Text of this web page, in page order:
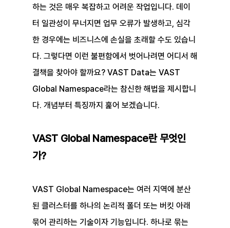
하는 것은 매우 복잡하고 어려운 작업입니다. 데이
터 일관성이 무너지면 업무 오류가 발생하고, 심각
한 경우에는 비즈니스에 손실을 초래할 수도 있습니
다. 그렇다면 이런 불편함에서 벗어나려면 어디서 해
결책을 찾아야 할까요? VAST Data는 VAST
Global Namespace라는 참신한 해법을 제시합니
다. 개념부터 특징까지 훑어 보겠습니다.
VAST Global Namespace란 무엇인
가?
VAST Global Namespace는 여러 지역에 분산
된 클러스터를 하나의 논리적 폴더 또는 버킷 아래
묶어 관리하는 기술이자 기능입니다. 하나로 묶는